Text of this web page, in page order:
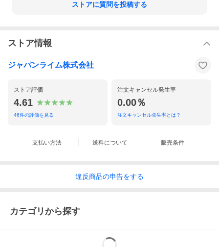
視聴ページへ(外部サイト)
ストアに質問を投稿する
ストア情報
ジャパンライム株式会社
ストア評価
4.61
46件の評価を見る
注文キャンセル発生率
0.00％
注文キャンセル発生率とは？
支払い方法 送料について 販売条件
違反商品の申告をする
カテゴリから探す